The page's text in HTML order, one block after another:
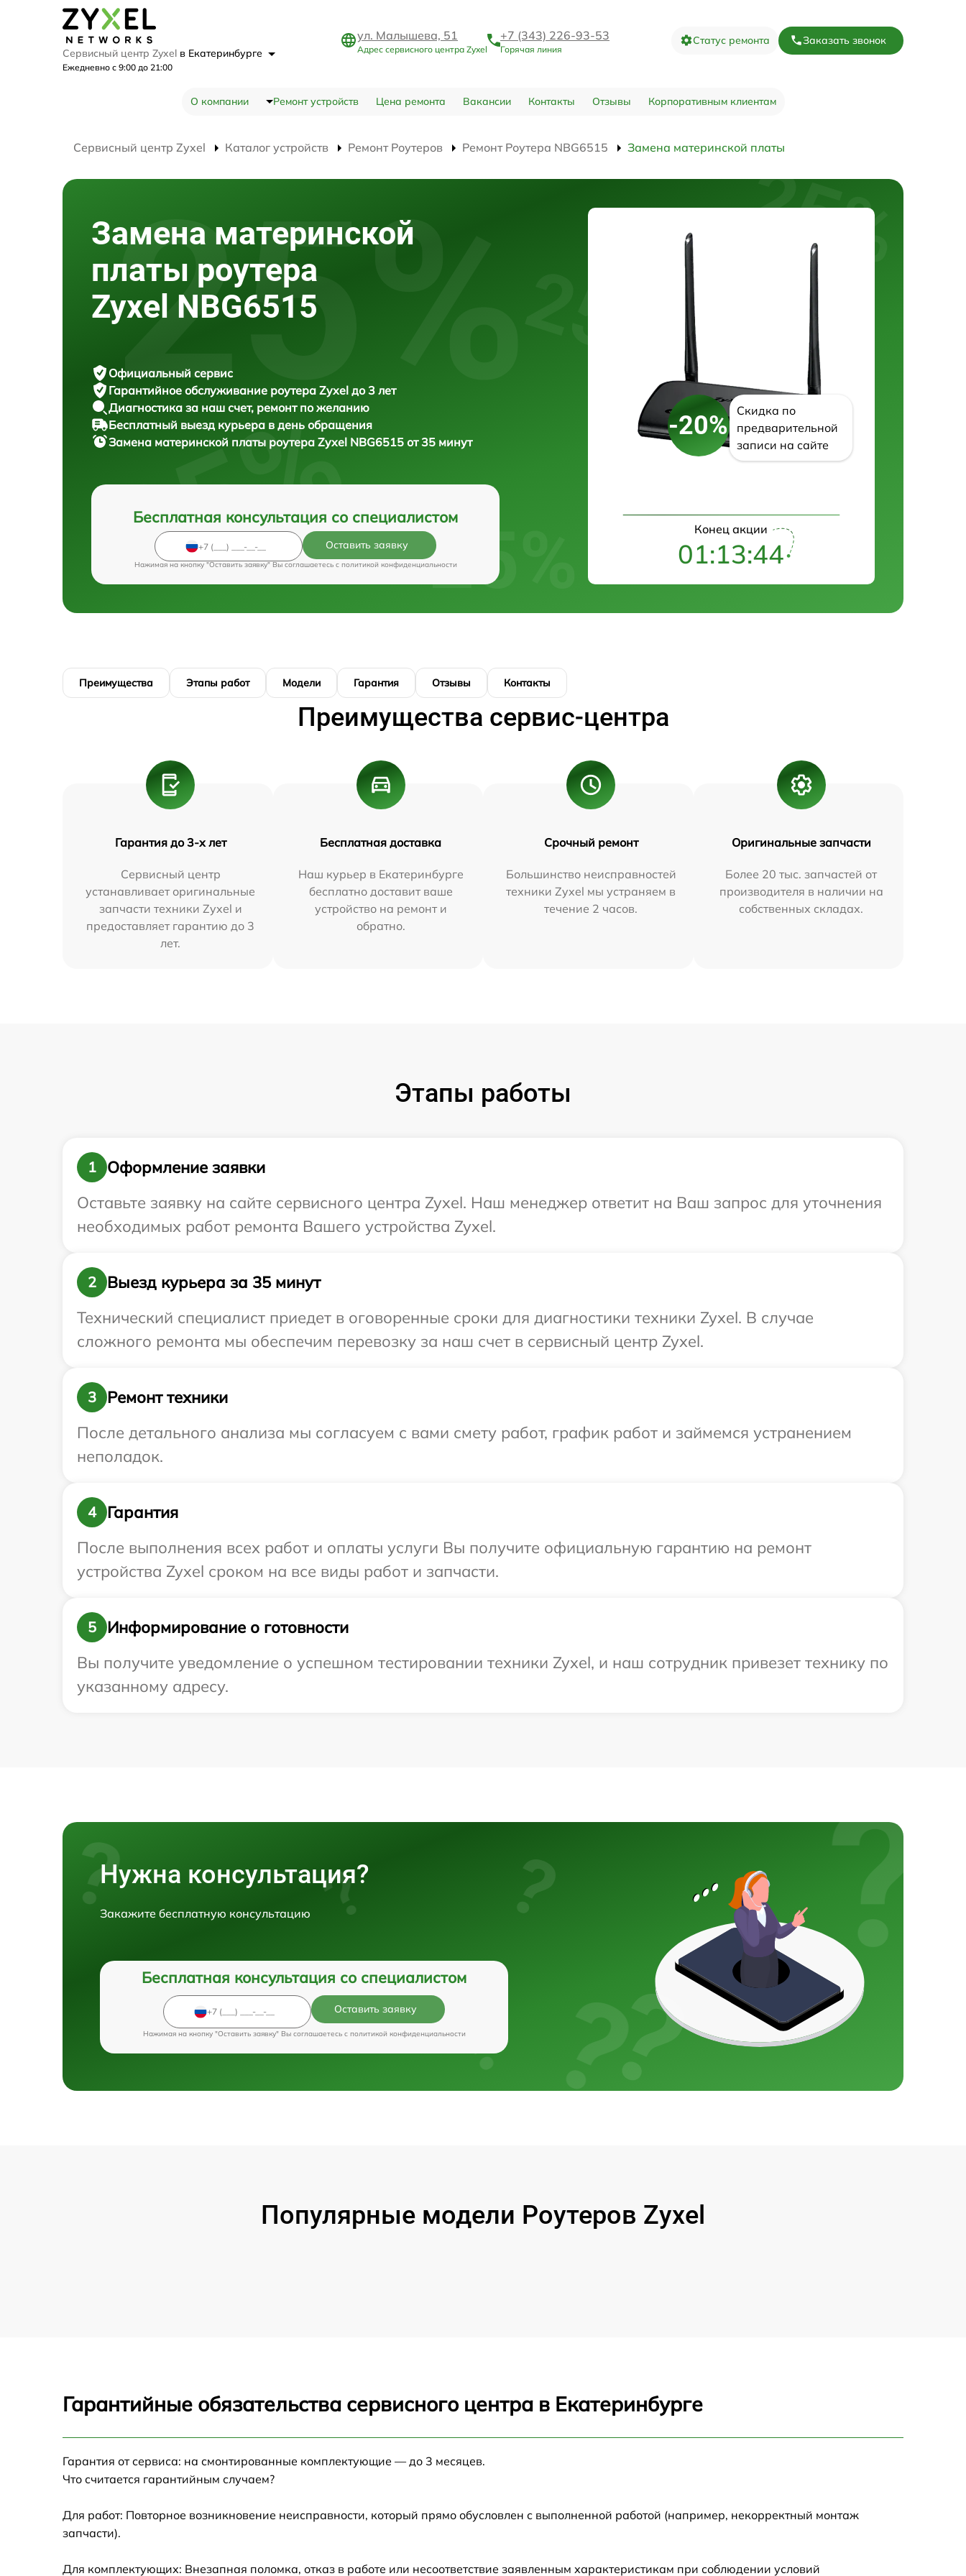
Сервисный центр Zyxel в Екатеринбурге
Ежедневно с 9:00 до 21:00
ул. Малышева, 51
Адрес сервисного центра Zyxel
+7 (343) 226-93-53
Горячая линия
Статус ремонта Заказать звонок
О компании Ремонт устройств Цена ремонта Вакансии Контакты Отзывы Корпоративным клиентам
Сервисный центр Zyxel Каталог устройств Ремонт Роутеров Ремонт Роутера NBG6515 Замена материнской платы
Замена материнской
платы роутера
Zyxel NBG6515
Официальный сервис
Гарантийное обслуживание роутера Zyxel до 3 лет
Диагностика за наш счет, ремонт по желанию
Бесплатный выезд курьера в день обращения
Замена материнской платы роутера Zyxel NBG6515 от 35 минут
Бесплатная консультация со специалистом
Оставить заявку
Нажимая на кнопку "Оставить заявку" Вы соглашаетесь c политикой конфиденциальности
-20%
Скидка по
предварительной
записи на сайте
Конец акции
01:13:43
Преимущества Этапы работ Модели Гарантия Отзывы Контакты
Преимущества сервис-центра
Гарантия до 3-х лет
Сервисный центр
устанавливает оригинальные
запчасти техники Zyxel и
предоставляет гарантию до 3
лет.
Бесплатная доставка
Наш курьер в Екатеринбурге
бесплатно доставит ваше
устройство на ремонт и
обратно.
Срочный ремонт
Большинство неисправностей
техники Zyxel мы устраняем в
течение 2 часов.
Оригинальные запчасти
Более 20 тыс. запчастей от
производителя в наличии на
собственных складах.
Этапы работы
1
Оформление заявки
Оставьте заявку на сайте сервисного центра Zyxel. Наш менеджер ответит на Ваш запрос для уточнения
необходимых работ ремонта Вашего устройства Zyxel.
2
Выезд курьера за 35 минут
Технический специалист приедет в оговоренные сроки для диагностики техники Zyxel. В случае
сложного ремонта мы обеспечим перевозку за наш счет в сервисный центр Zyxel.
3
Ремонт техники
После детального анализа мы согласуем с вами смету работ, график работ и займемся устранением
неполадок.
4
Гарантия
После выполнения всех работ и оплаты услуги Вы получите официальную гарантию на ремонт
устройства Zyxel сроком на все виды работ и запчасти.
5
Информирование о готовности
Вы получите уведомление о успешном тестировании техники Zyxel, и наш сотрудник привезет технику по
указанному адресу.
Нужна консультация?
Закажите бесплатную консультацию
Бесплатная консультация со специалистом
Оставить заявку
Нажимая на кнопку "Оставить заявку" Вы соглашаетесь c политикой конфиденциальности
Популярные модели Роутеров Zyxel
Гарантийные обязательства сервисного центра в Екатеринбурге
Гарантия от сервиса: на смонтированные комплектующие — до 3 месяцев.
Что считается гарантийным случаем?
Для работ: Повторное возникновение неисправности, который прямо обусловлен с выполненной работой (например, некорректный монтаж
запчасти).
Для комплектующих: Внезапная поломка, отказ в работе или несоответствие заявленным характеристикам при соблюдении условий